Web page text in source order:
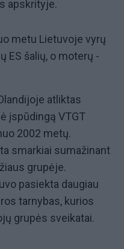
apskrityje.
metu Lietuvoje vyrų
ES šalių, o moterų -
atliktas
įspūdingą VTGT
2002 metų.
smarkiai sumažinant
grupėje.
pasiekta daugiau
tarnybas, kurios
grupės sveikatai.